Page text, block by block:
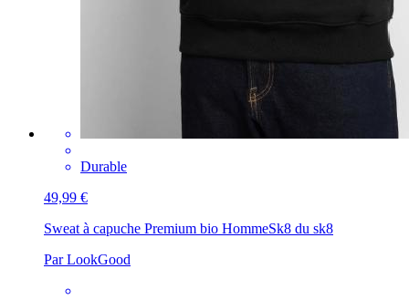
Durable
49,99 €
Sweat à capuche Premium bio HommeSk8 du sk8
Par LookGood